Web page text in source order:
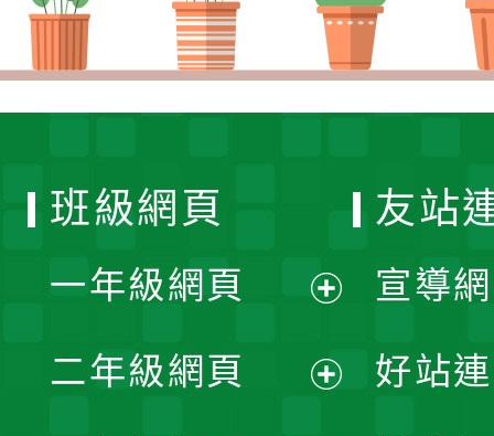
班級網頁
一年級網頁
開
二年級網頁
友站
宣導
好站